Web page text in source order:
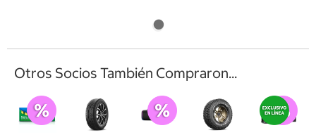
Otros Socios También Compraron...